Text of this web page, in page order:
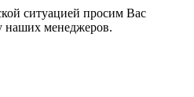
ситуацией просим Вас
наших менеджеров.